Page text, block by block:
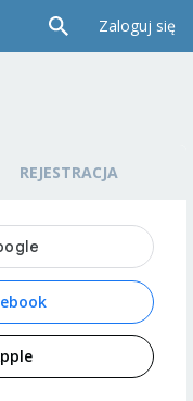
Zaloguj się
REJESTRACJA